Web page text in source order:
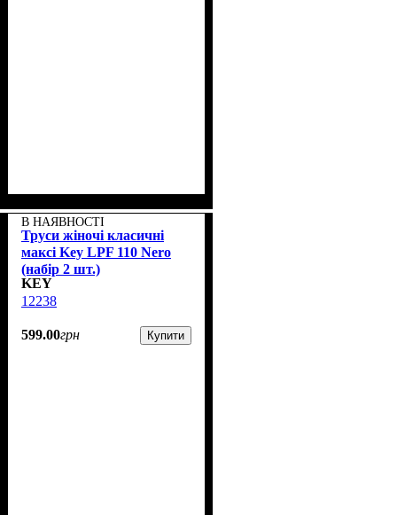
В НАЯВНОСТІ
Труси жіночі класичні
максі Key LPF 110 Nero
(набір 2 шт.)
KEY
12238
599.00грн Купити